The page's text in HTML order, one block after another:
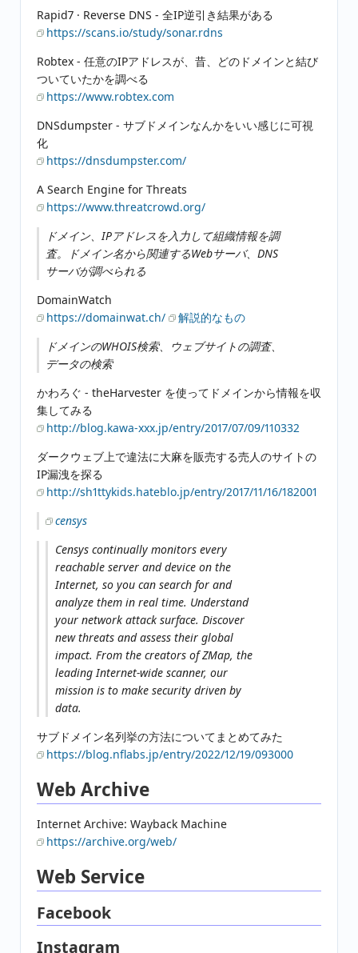
Rapid7 · Reverse DNS - 全IP逆引き結果がある
https://scans.io/study/sonar.rdns
Robtex - 任意のIPアドレスが、昔、どのドメインと結び
ついていたかを調べる
https://www.robtex.com
DNSdumpster - サブドメインなんかをいい感じに可視
化
https://dnsdumpster.com/
A Search Engine for Threats
https://www.threatcrowd.org/
ドメイン、IPアドレスを入力して組織情報を調
査。ドメイン名から関連するWebサーバ、DNS
サーバが調べられる
DomainWatch
https://domainwat.ch/
解説的なもの
ドメインのWHOIS検索、ウェブサイトの調査、
データの検索
かわろぐ - theHarvester を使ってドメインから情報を収
集してみる
http://blog.kawa-xxx.jp/entry/2017/07/09/110332
ダークウェブ上で違法に大麻を販売する売人のサイトの
IP漏洩を探る
http://sh1ttykids.hateblo.jp/entry/2017/11/16/182001
censys
Censys continually monitors every
reachable server and device on the
Internet, so you can search for and
analyze them in real time. Understand
your network attack surface. Discover
new threats and assess their global
impact. From the creators of ZMap, the
leading Internet-wide scanner, our
mission is to make security driven by
data.
サブドメイン名列挙の方法についてまとめてみた
https://blog.nflabs.jp/entry/2022/12/19/093000
Web Archive
Internet Archive: Wayback Machine
https://archive.org/web/
Web Service
Facebook
Instagram